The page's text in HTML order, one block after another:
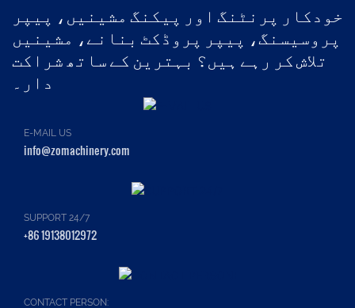
خودکار پرنٹنگ اور پیکنگ مشینیں، پیپر
پروسیسنگ، پیپر پروڈکٹ بنانے، مشینیں
تلاش کر رہے ہیں؟ بہترین کے ساتھ شراکت
دار۔
E-MAIL US
info@zomachinery.com
SUPPORT 24/7
+86 19138012972
CONTACT PERSON: